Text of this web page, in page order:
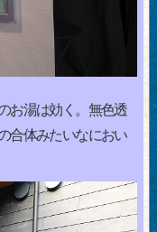
お湯は効く。無色透
合体みたいなにおい